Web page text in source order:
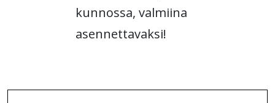
kunnossa, valmiina
asennettavaksi!